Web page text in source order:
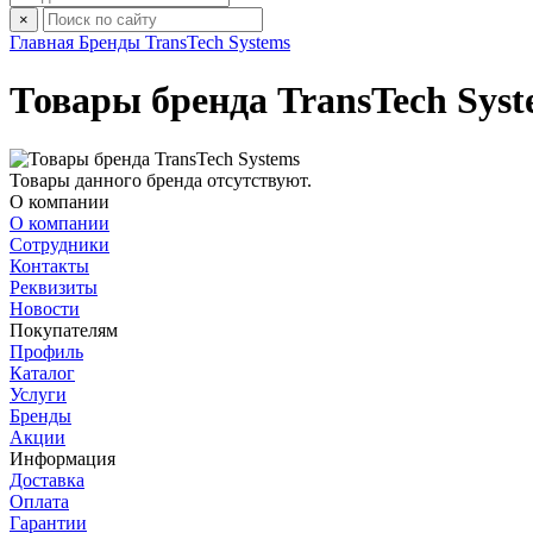
×
Главная Бренды TransTech Systems
Товары бренда TransTech
Товары данного бренда отсутствуют.
О компании
О компании
Сотрудники
Контакты
Реквизиты
Новости
Покупателям
Профиль
Каталог
Услуги
Бренды
Акции
Информация
Доставка
Оплата
Гарантии